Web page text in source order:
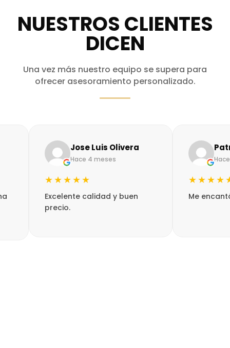
NUESTROS CLIENTES
DICEN
Una vez más nuestro equipo se supera para
ofrecer asesoramiento personalizado.
Jose Luis Olivera
Hace 4 meses
★★★★★
Excelente calidad y buen
precio.
Hace
★★★★★
Me